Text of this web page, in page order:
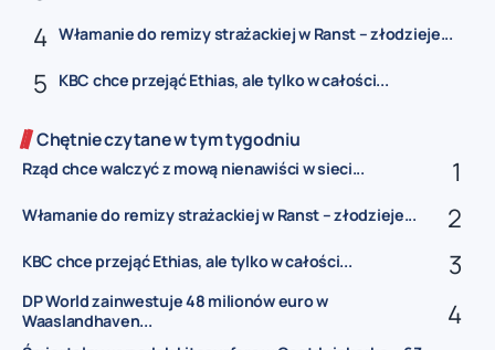
Włamanie do remizy strażackiej w Ranst – złodzieje...
KBC chce przejąć Ethias, ale tylko w całości...
Chętnie czytane w tym tygodniu
Rząd chce walczyć z mową nienawiści w sieci...
Włamanie do remizy strażackiej w Ranst – złodzieje...
KBC chce przejąć Ethias, ale tylko w całości...
DP World zainwestuje 48 milionów euro w
Waaslandhaven...